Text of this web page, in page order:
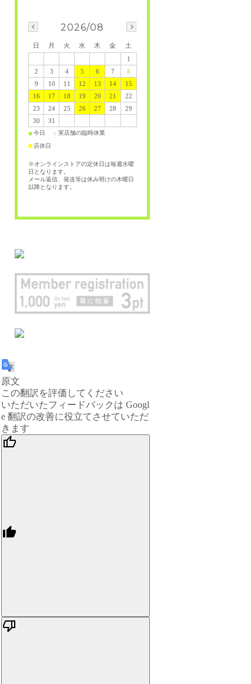
2026/08
日 月 火 水 木 金
土
1
2
3 4 5 6 7
8
9
10 11 12 13 14
15
16
17 18 19 20 21
22
23
24 25 26 27 28
29
30
31
■今日 実店舗の臨時休業
■ 店休日
※オンラインストアの定休日は毎週水曜
日となります。
メール返信、発送等は休み明けの木曜日
以降となります。
原文
この翻訳を評価してください
いただいたフィードバックは Googl
e 翻訳の改善に役立てさせていただ
きます